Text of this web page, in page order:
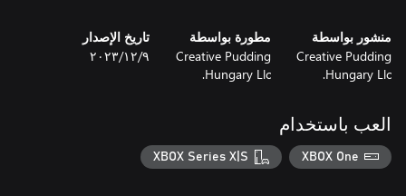
منشور بواسطة
Creative Pudding
Hungary Llc.
مطورة بواسطة
Creative Pudding
Hungary Llc.
تاريخ الإصدار
٩‏/١٢‏/٢٠٢٣
العب باستخدام
XBOX One
XBOX Series X|S